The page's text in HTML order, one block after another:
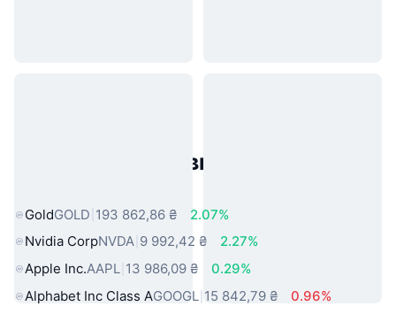
Популярні активи реального
GoldGOLD 193 862,86 ₴
2.07%
Nvidia CorpNVDA 9 992,42 ₴
2.27%
Apple Inc.AAPL 13 986,09 ₴
0.29%
Alphabet Inc Class AGOOGL 15 842,79 ₴
0.96%